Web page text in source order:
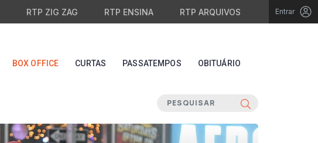
RTP ZIG ZAG RTP ENSINA RTP ARQUIVOS Entrar
BOX OFFICE CURTAS PASSATEMPOS OBITUÁRIO